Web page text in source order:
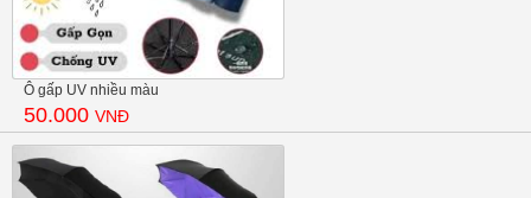
Ô gấp UV nhiều màu
50.000 VNĐ